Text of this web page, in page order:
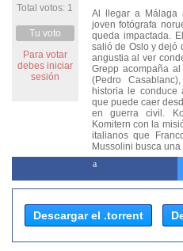
Total votos: 1
Tu voto
Para votar
debes iniciar
sesión
Al llegar a Málaga
joven fotógrafa
queda impactada.
salió de Oslo y dejó
angustia al ver
Grepp acompaña
(Pedro
historia le
que puede caer
en guerra civil.
Komitern con la
italianos que
Mussolini busca
Descargar el .torrent